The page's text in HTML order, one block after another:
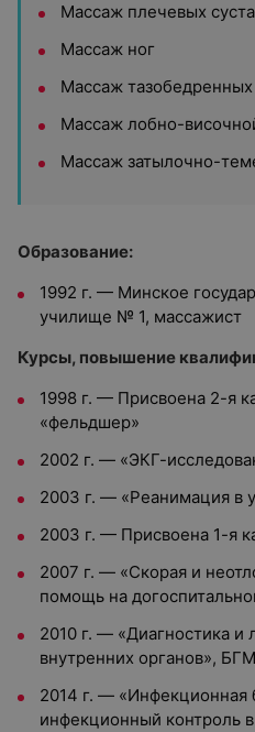
Массаж плечевых
Массаж ног
Массаж тазобедренных
Массаж лобно-
Массаж затылочно-
Образование:
1992 г. — Минское
училище № 1, массажист
Курсы, повышение
1998 г. — Присвоена 2-я
«фельдшер»
2002 г. — «ЭКГ-
2003 г. — «Реанимация в
2003 г. — Присвоена 1-я
2007 г. — «Скорая и
помощь на
2010 г. — «Диагностика и
внутренних органов»,
2014 г. — «Инфекционная
инфекционный контроль